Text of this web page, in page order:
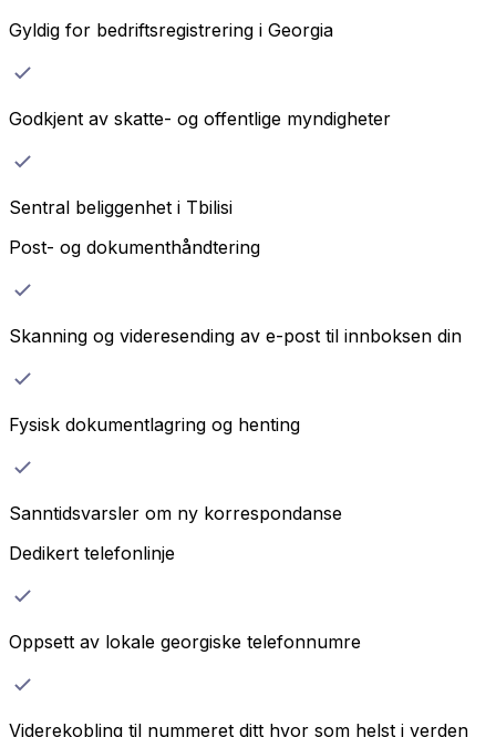
Gyldig for bedriftsregistrering i Georgia
Godkjent av skatte- og offentlige myndigheter
Sentral beliggenhet i Tbilisi
Post- og dokumenthåndtering
Skanning og videresending av e-post til innboksen din
Fysisk dokumentlagring og henting
Sanntidsvarsler om ny korrespondanse
Dedikert telefonlinje
Oppsett av lokale georgiske telefonnumre
Viderekobling til nummeret ditt hvor som helst i verden